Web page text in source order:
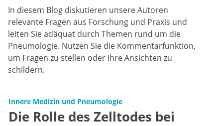
In diesem Blog diskutieren unsere Autoren
relevante Fragen aus Forschung und Praxis und
leiten Sie adäquat durch Themen rund um die
Pneumologie. Nutzen Sie die Kommentarfunktion,
um Fragen zu stellen oder Ihre Ansichten zu
schildern.
Innere Medizin und Pneumologie
Die Rolle des Zelltodes bei